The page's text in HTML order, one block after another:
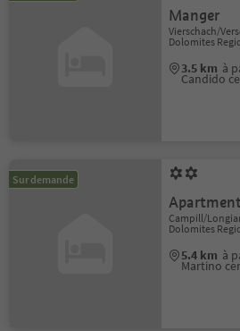
Manger
Vierschach/
Dolomites
3.5 km à
Candido
Sur demande
Campill/
Dolomites
5.4 km à
Martino